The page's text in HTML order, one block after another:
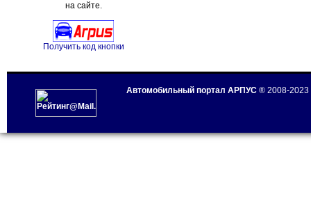
на сайте.
Получить код кнопки
Автомобильный портал АРПУС ® 2008-2023